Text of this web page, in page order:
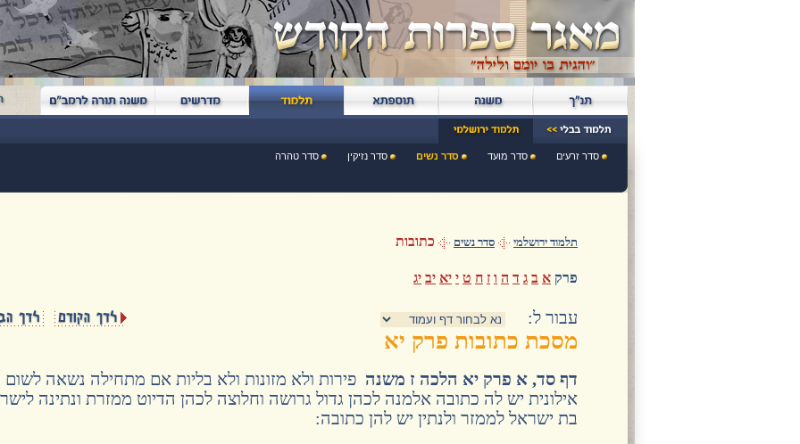
סדר זרעים סדר מועד סדר נשים סדר נזיקין סדר טהרה
תלמוד ירושלמי סדר נשים כתובות
פרק א ב ג ד ה ו ז ח ט י יא יב יג
:עבור ל
מסכת כתובות פרק יא
דף סד, א פרק יא הלכה ז משנה פירות ולא מזונות ולא בליות אם מתחילה נשאה לשום
אילונית יש לה כתובה אלמנה לכהן גדול גרושה וחלוצה לכהן הדיוט ממזרת ונתינה
בת ישראל לממזר ולנתין יש להן כתובה: